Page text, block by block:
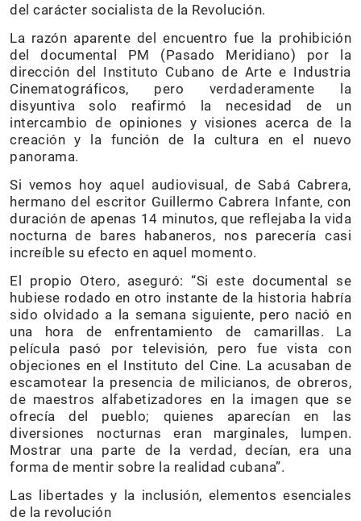
del carácter socialista de la Revolución.
La razón aparente del encuentro fue la prohibición
del documental PM (Pasado Meridiano) por la
dirección del Instituto Cubano de Arte e Industria
Cinematográficos, pero verdaderamente la
disyuntiva solo reafirmó la necesidad de un
intercambio de opiniones y visiones acerca de la
creación y la función de la cultura en el nuevo
panorama.
Si vemos hoy aquel audiovisual, de Sabá Cabrera,
hermano del escritor Guillermo Cabrera Infante, con
duración de apenas 14 minutos, que reflejaba la vida
nocturna de bares habaneros, nos parecería casi
increíble su efecto en aquel momento.
El propio Otero, aseguró: “Si este documental se
hubiese rodado en otro instante de la historia habría
sido olvidado a la semana siguiente, pero nació en
una hora de enfrentamiento de camarillas. La
película pasó por televisión, pero fue vista con
objeciones en el Instituto del Cine. La acusaban de
escamotear la presencia de milicianos, de obreros,
de maestros alfabetizadores en la imagen que se
ofrecía del pueblo; quienes aparecían en las
diversiones nocturnas eran marginales, lumpen.
Mostrar una parte de la verdad, decían, era una
forma de mentir sobre la realidad cubana”.
Las libertades y la inclusión, elementos esenciales
de la revolución